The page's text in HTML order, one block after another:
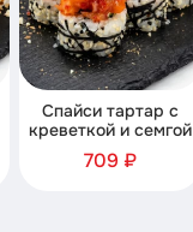
Спайси тартар с
креветкой и семгой
709 ₽